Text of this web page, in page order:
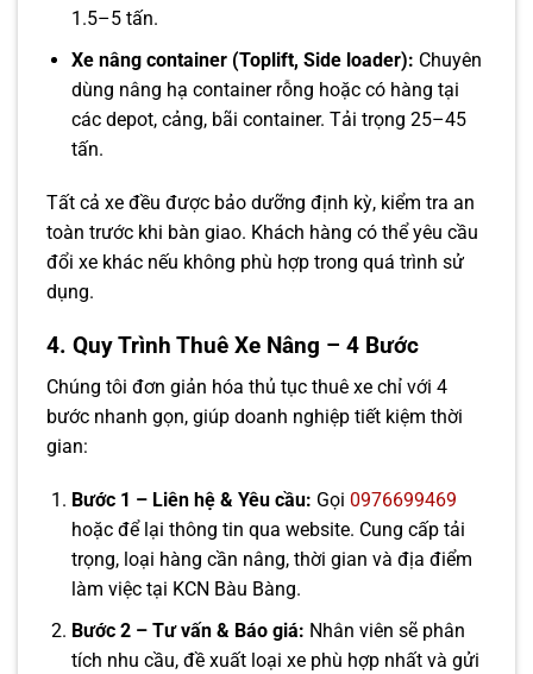
1.5–5 tấn.
Xe nâng container (Toplift, Side loader): Chuyên
dùng nâng hạ container rỗng hoặc có hàng tại
các depot, cảng, bãi container. Tải trọng 25–45
tấn.
Tất cả xe đều được bảo dưỡng định kỳ, kiểm tra an
toàn trước khi bàn giao. Khách hàng có thể yêu cầu
đổi xe khác nếu không phù hợp trong quá trình sử
dụng.
4. Quy Trình Thuê Xe Nâng – 4 Bước
Chúng tôi đơn giản hóa thủ tục thuê xe chỉ với 4
bước nhanh gọn, giúp doanh nghiệp tiết kiệm thời
gian:
Bước 1 – Liên hệ & Yêu cầu: Gọi 0976699469
hoặc để lại thông tin qua website. Cung cấp tải
trọng, loại hàng cần nâng, thời gian và địa điểm
làm việc tại KCN Bàu Bàng.
Bước 2 – Tư vấn & Báo giá: Nhân viên sẽ phân
tích nhu cầu, đề xuất loại xe phù hợp nhất và gửi